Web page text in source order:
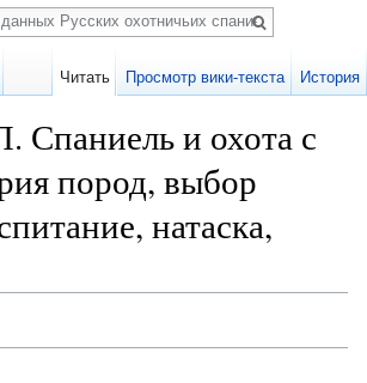
Спаниель и охота с
пород, выбор
натаска,
Читать Просмотр вики-текста История